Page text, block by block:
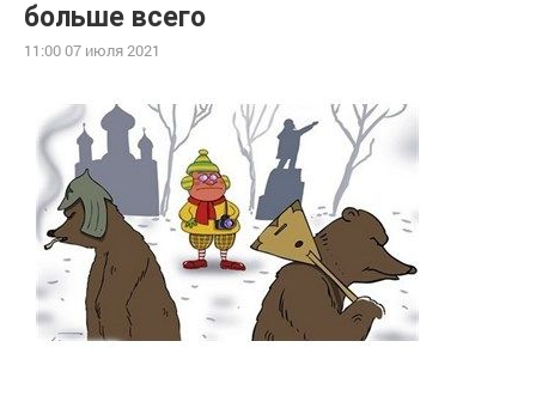
больше всего
11:00 07 июля 2021